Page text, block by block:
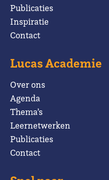
Publicaties
Inspiratie
Contact
Lucas Academie
Over ons
Agenda
Thema’s
Leernetwerken
Publicaties
Contact